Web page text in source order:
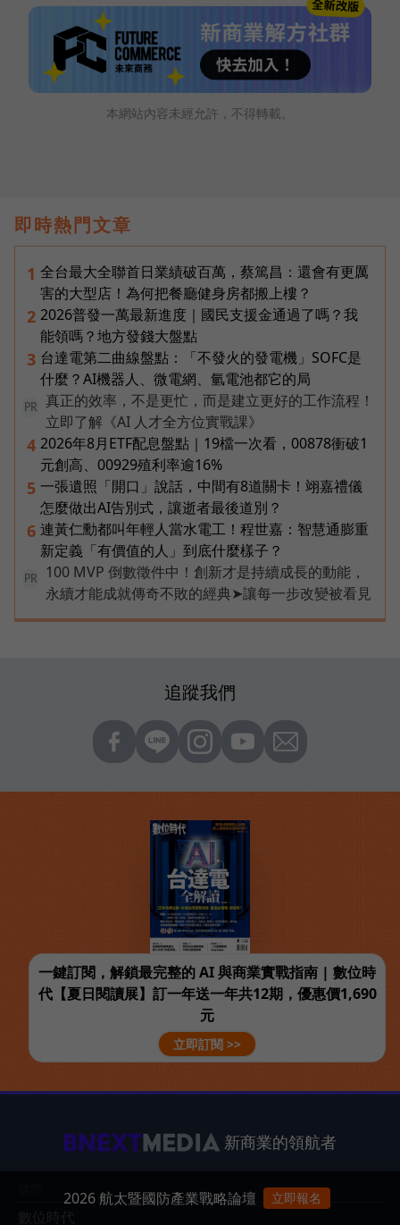
本網站內容未經允許，不得轉載。
即時熱門文章
1 全台最大全聯首日業績破百萬，蔡篤昌：還會有更厲
害的大型店！為何把餐廳健身房都搬上樓？
2 2026普發一萬最新進度｜國民支援金通過了嗎？我
能領嗎？地方發錢大盤點
3 台達電第二曲線盤點：「不發火的發電機」SOFC是
什麼？AI機器人、微電網、氫電池都它的局
PR
真正的效率，不是更忙，而是建立更好的工作流程！
立即了解《AI 人才全方位實戰課》
4 2026年8月ETF配息盤點｜19檔一次看，00878衝破1
元創高、00929殖利率逾16%
5 一張遺照「開口」說話，中間有8道關卡！翊嘉禮儀
怎麼做出AI告別式，讓逝者最後道別？
6 連黃仁勳都叫年輕人當水電工！程世嘉：智慧通膨重
新定義「有價值的人」到底什麼樣子？
PR
100 MVP 倒數徵件中！創新才是持續成長的動能，
永續才能成就傳奇不敗的經典➤讓每一步改變被看見
追蹤我們
一鍵訂閱，解鎖最完整的 AI 與商業實戰指南 | 數位時
代【夏日閱讀展】訂一年送一年共12期，優惠價1,690
元
立即訂閱 >>
新商業的領航者
2026 航太暨國防產業戰略論壇 立即報名